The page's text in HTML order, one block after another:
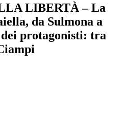
LIBERTÀ – La
da Sulmona a
protagonisti: tra